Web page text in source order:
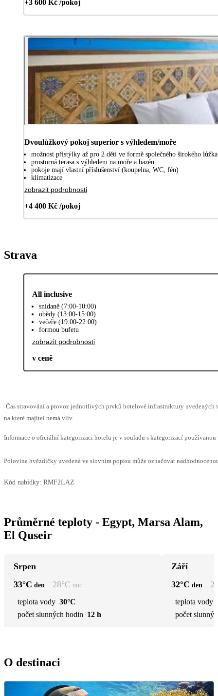
+3 600 Kč /pokoj
Dvoulůžkový pokoj superior s výhledem/moře
možnost přistýlky až pro 2 děti ve formě společného širokého lůžka
prostorná terasa s výhledem na moře a bazén
pokoje mají vlastní příslušenství (koupelna, WC, fén)
klimatizace
zobrazit podrobnosti
+4 400 Kč /pokoj
Strava
All inclusive
snídaně (7:00-10:00)
obědy (13:00-15:00)
večeře (19:00-22:00)
formou bufetu
zobrazit podrobnosti
v ceně
Čas stravování a provoz jednotlivých prvků hotelové infrastruktury uvedených
na které majitel nemá vliv.
Informace o oficiální kategorizaci hotelu je v souladu s kategorizací
Polovina hvězdičky uvedená ve slovním popisu může označovat
Kód nabídky: RMF2LAZ
Průměrné teploty - Egypt, Marsa Alam,
El Quseir
Srpen
33°C den 28°C noc
teplota vody 30°C
počet slunných hodin 12 h
Září
32°C den
teplota vody
počet
O destinaci